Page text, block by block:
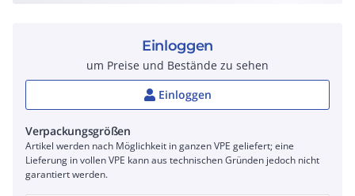
Einloggen
um Preise und Bestände zu sehen
Einloggen
Verpackungsgrößen
Artikel werden nach Möglichkeit in ganzen VPE geliefert; eine
Lieferung in vollen VPE kann aus technischen Gründen jedoch nicht
garantiert werden.